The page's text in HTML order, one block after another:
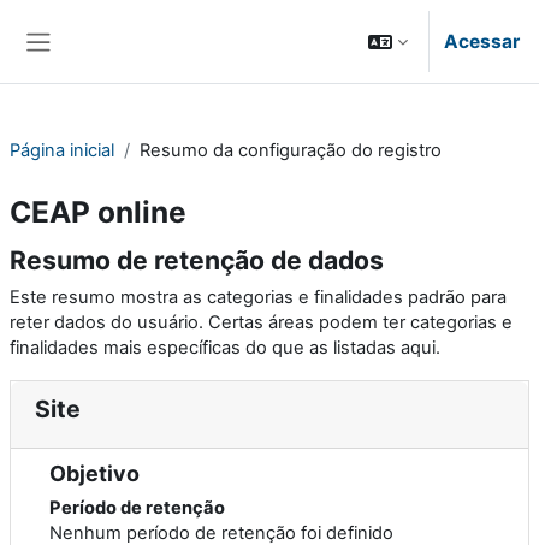
Acessar
Página inicial Resumo da configuração do registro
CEAP online
Resumo de retenção de dados
Este resumo mostra as categorias e finalidades padrão para
reter dados do usuário. Certas áreas podem ter categorias e
finalidades mais específicas do que as listadas aqui.
Site
Objetivo
Período de retenção
Nenhum período de retenção foi definido